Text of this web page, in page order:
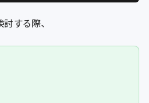
する際、